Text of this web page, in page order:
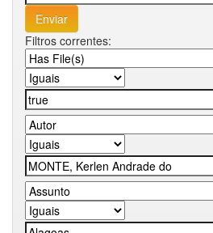
Filtros correntes: